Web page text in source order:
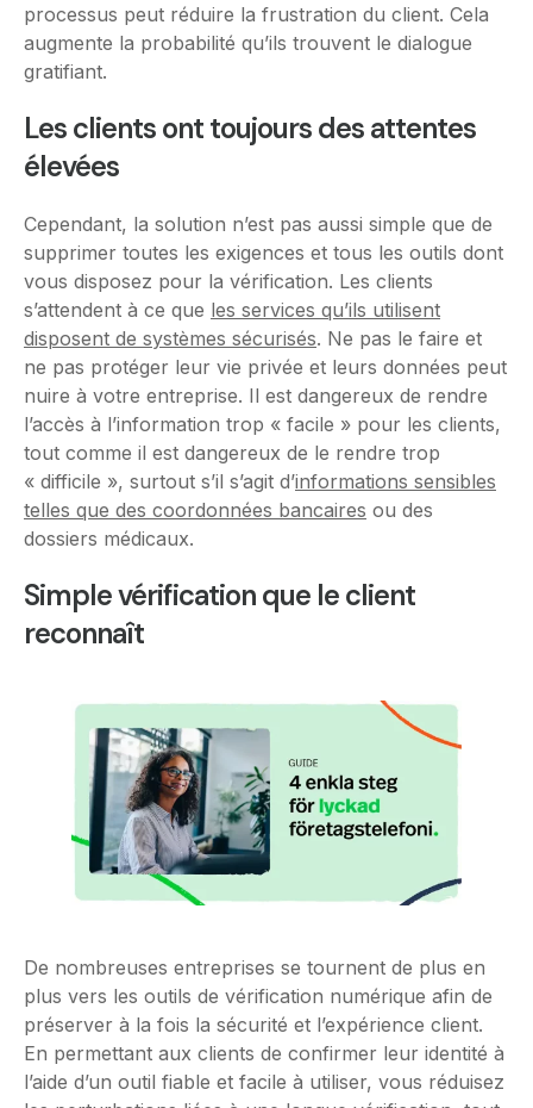
processus peut réduire la frustration du client. Cela
augmente la probabilité qu’ils trouvent le dialogue
gratifiant.
Les clients ont toujours des attentes
élevées
Cependant, la solution n’est pas aussi simple que de
supprimer toutes les exigences et tous les outils dont
vous disposez pour la vérification. Les clients
s’attendent à ce que les services qu’ils utilisent
disposent de systèmes sécurisés. Ne pas le faire et
ne pas protéger leur vie privée et leurs données peut
nuire à votre entreprise. Il est dangereux de rendre
l’accès à l’information trop « facile » pour les clients,
tout comme il est dangereux de le rendre trop
« difficile », surtout s’il s’agit d’informations sensibles
telles que des coordonnées bancaires ou des
dossiers médicaux.
Simple vérification que le client
reconnaît
De nombreuses entreprises se tournent de plus en
plus vers les outils de vérification numérique afin de
préserver à la fois la sécurité et l’expérience client.
En permettant aux clients de confirmer leur identité à
l’aide d’un outil fiable et facile à utiliser, vous réduisez